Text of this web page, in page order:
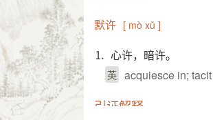
默许 [ mò xǔ ]
⒈ 心许，暗许。
英 acquiesce in;
引证解释